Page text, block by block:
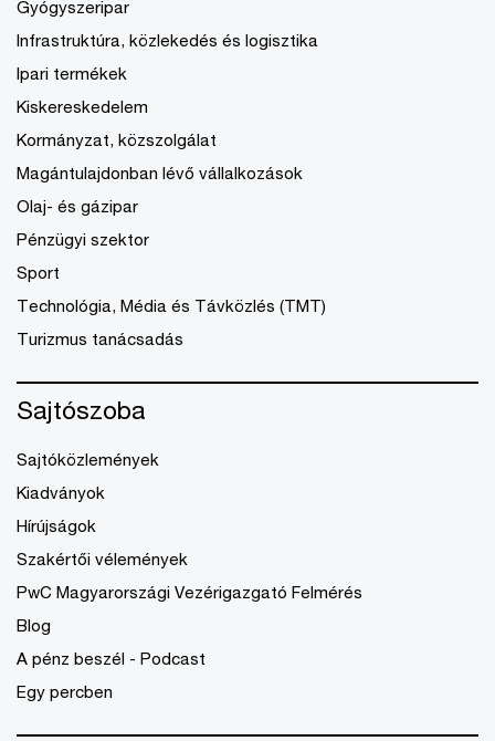
Gyógyszeripar
Infrastruktúra, közlekedés és logisztika
Ipari termékek
Kiskereskedelem
Kormányzat, közszolgálat
Magántulajdonban lévő vállalkozások
Olaj- és gázipar
Pénzügyi szektor
Sport
Technológia, Média és Távközlés (TMT)
Turizmus tanácsadás
Sajtószoba
Sajtóközlemények
Kiadványok
Hírújságok
Szakértői vélemények
PwC Magyarországi Vezérigazgató Felmérés
Blog
A pénz beszél - Podcast
Egy percben